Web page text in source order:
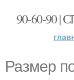
90-60-90
Размер